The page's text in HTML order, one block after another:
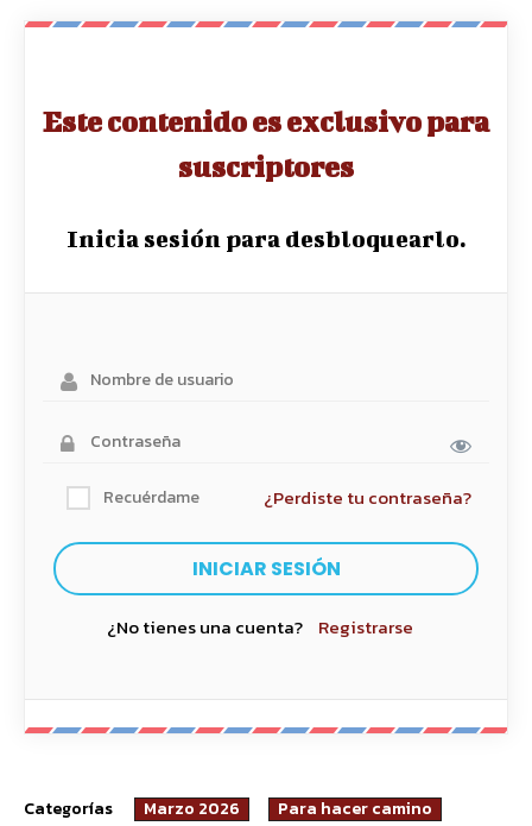
Este contenido es exclusivo para
suscriptores
Inicia sesión para desbloquearlo.
Recuérdame ¿Perdiste tu contraseña?
¿No tienes una cuenta? Registrarse
Categorías Marzo 2026 Para hacer camino